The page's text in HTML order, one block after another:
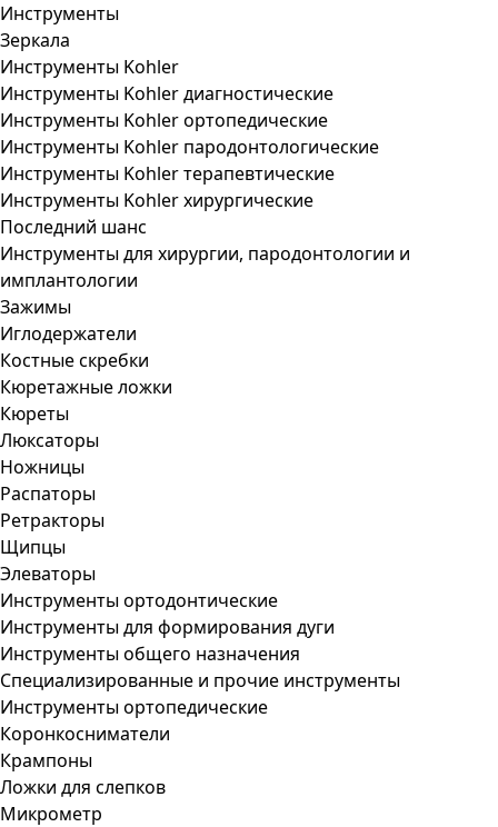
Инструменты
Зеркала
Инструменты Kohler
Инструменты Kohler диагностические
Инструменты Kohler ортопедические
Инструменты Kohler пародонтологические
Инструменты Kohler терапевтические
Инструменты Kohler хирургические
Последний шанс
Инструменты для хирургии, пародонтологии и
имплантологии
Зажимы
Иглодержатели
Костные скребки
Кюретажные ложки
Кюреты
Люксаторы
Ножницы
Распаторы
Ретракторы
Щипцы
Элеваторы
Инструменты ортодонтические
Инструменты для формирования дуги
Инструменты общего назначения
Специализированные и прочие инструменты
Инструменты ортопедические
Коронкосниматели
Крампоны
Ложки для слепков
Микрометр